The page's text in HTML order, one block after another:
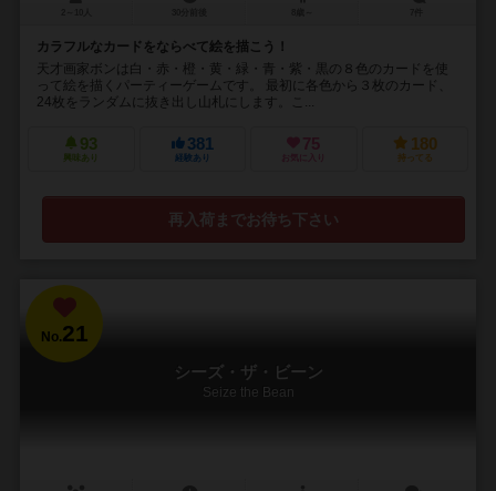
カラフルなカードをならべて絵を描こう！
天才画家ボンは白・赤・橙・黄・緑・青・紫・黒の８色のカードを使
って絵を描くパーティーゲームです。 最初に各色から３枚のカード、
24枚をランダムに抜き出し山札にします。こ...
93
興味あり
381
経験あり
75
お気に入り
180
持ってる
再入荷までお待ち下さい
No.21
シーズ・ザ・ビーン
Seize the Bean